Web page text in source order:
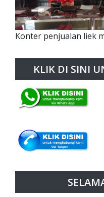
Konter penjualan liek
KLIK DI SINI